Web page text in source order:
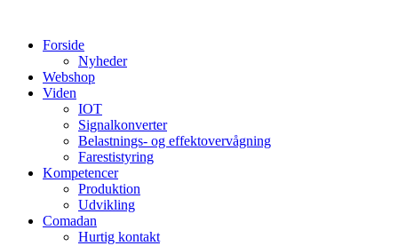
indholdForside
Nyheder
Webshop
Viden
IOT
Signalkonverter
Belastnings- og effektovervågning
Farestistyring
Kompetencer
Produktion
Udvikling
Comadan
Hurtig kontakt